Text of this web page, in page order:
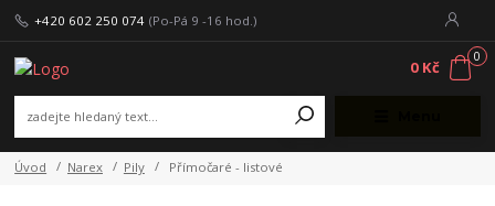
+420 602 250 074 (Po-Pá 9 -16 hod.)
0
0 Kč
Úvod Narex Pily Přímočaré - listové